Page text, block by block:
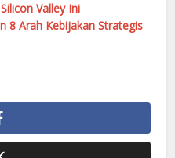
Valley Ini
8 Arah Kebijakan Strategis